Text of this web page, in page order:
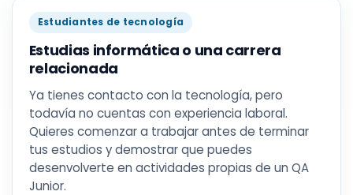
Estudiantes de tecnología
Estudias informática o una carrera
relacionada
Ya tienes contacto con la tecnología, pero
todavía no cuentas con experiencia laboral.
Quieres comenzar a trabajar antes de terminar
tus estudios y demostrar que puedes
desenvolverte en actividades propias de un QA
Junior.